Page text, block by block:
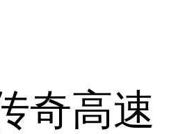
奇高速